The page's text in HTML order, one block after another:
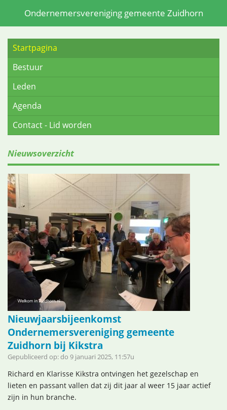
Ondernemersvereniging gemeente Zuidhorn
Startpagina
Bestuur
Leden
Agenda
Contact - Lid worden
Nieuwsoverzicht
Nieuwjaarsbijeenkomst
Ondernemersvereniging gemeente
Zuidhorn bij Kikstra
Gepubliceerd op: do 9 januari 2025, 11:57u
Richard en Klarisse Kikstra ontvingen het gezelschap en
lieten en passant vallen dat zij dit jaar al weer 15 jaar actief
zijn in hun branche.